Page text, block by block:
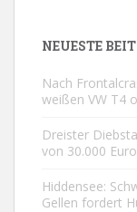
NEUESTE
Nach
weißen VW T4
Dreister
von 30.000
Hiddensee:
Gellen fordert